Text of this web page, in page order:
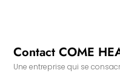
Contact COME
Une entreprise qui se